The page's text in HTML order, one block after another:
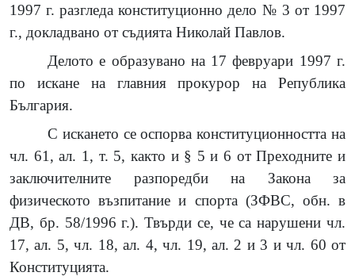
1997 г. разгледа конституционно дело № 3 от 1997
г., докладвано от съдията Николай Павлов.
Делото е образувано на 17 февруари 1997 г.
по искане на главния прокурор на Република
България.
С искането се оспорва конституционността на
чл. 61, ал. 1, т. 5, както и § 5 и 6 от Преходните и
заключителните разпоредби на Закона за
физическото възпитание и спорта (ЗФВС, обн. в
ДВ, бр. 58/1996 г.). Твърди се, че са нарушени чл.
17, ал. 5, чл. 18, ал. 4, чл. 19, ал. 2 и 3 и чл. 60 от
Конституцията.